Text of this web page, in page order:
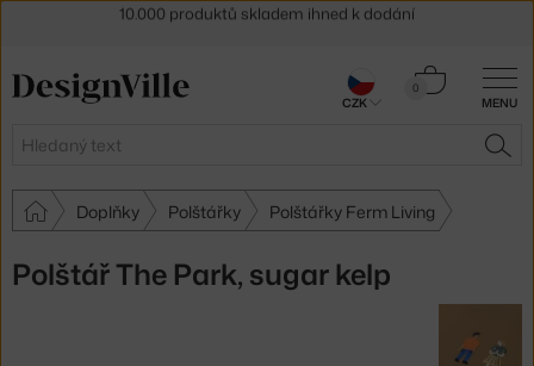
MENU
Hledat
0
Košík
Doplňky Polštářky Polštářky Ferm Living
Polštář The Park, sugar kelp
30 dní na vrácení zboží
CZK